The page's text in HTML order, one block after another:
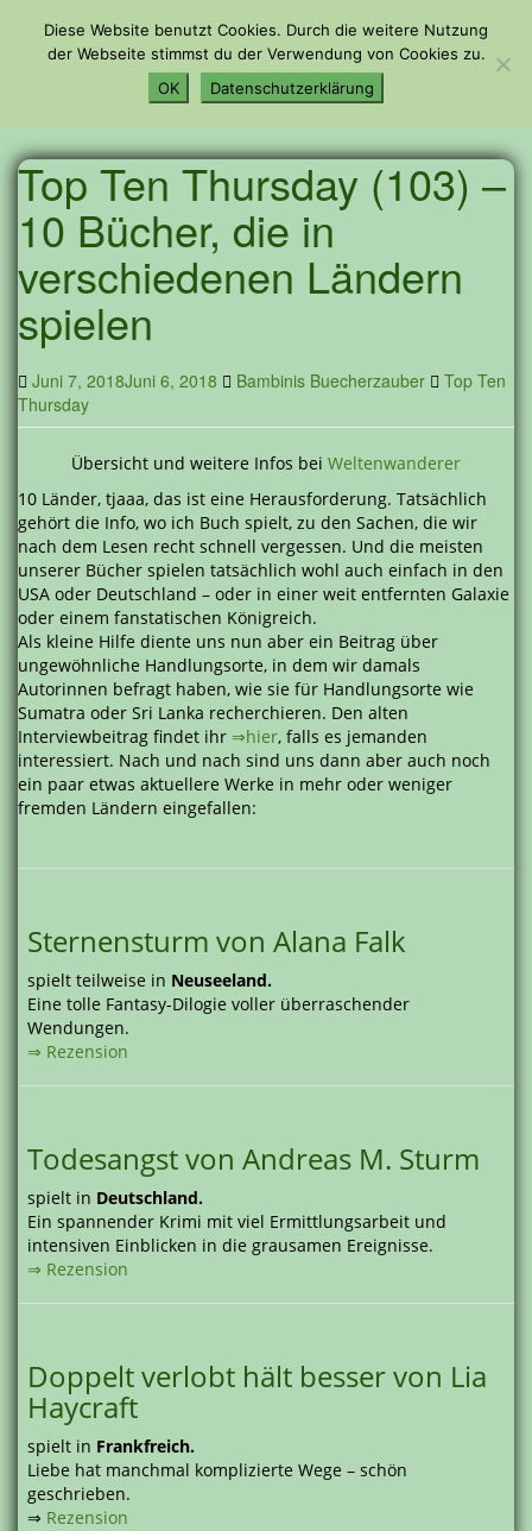
Toggle
Top Ten Thursday (103) –
10 Bücher, die in
verschiedenen Ländern
spielen
Juni 7, 2018Juni 6, 2018 Bambinis Buecherzauber
Top Ten
Thursday
Übersicht und weitere Infos bei Weltenwanderer
10 Länder, tjaaa, das ist eine Herausforderung. Tatsächlich
gehört die Info, wo ich Buch spielt, zu den Sachen, die wir
nach dem Lesen recht schnell vergessen. Und die meisten
unserer Bücher spielen tatsächlich wohl auch einfach in den
USA oder Deutschland – oder in einer weit entfernten Galaxie
oder einem fanstatischen Königreich.
Als kleine Hilfe diente uns nun aber ein Beitrag über
ungewöhnliche Handlungsorte, in dem wir damals
Autorinnen befragt haben, wie sie für Handlungsorte wie
Sumatra oder Sri Lanka recherchieren. Den alten
Interviewbeitrag findet ihr ⇒hier, falls es jemanden
interessiert. Nach und nach sind uns dann aber auch noch
ein paar etwas aktuellere Werke in mehr oder weniger
fremden Ländern eingefallen:
Sternensturm von Alana Falk
spielt teilweise in Neuseeland.
Eine tolle Fantasy-Dilogie voller überraschender
Wendungen.
⇒ Rezension
Todesangst von Andreas M. Sturm
spielt in Deutschland.
Ein spannender Krimi mit viel Ermittlungsarbeit und
intensiven Einblicken in die grausamen Ereignisse.
⇒ Rezension
Doppelt verlobt hält besser von Lia
Haycraft
spielt in Frankfreich.
Liebe hat manchmal komplizierte Wege – schön
geschrieben.
⇒ Rezension
Diese Website benutzt Cookies. Durch die weitere Nutzung
der Webseite stimmst du der Verwendung von Cookies zu.
OK
Datenschutzerklärung